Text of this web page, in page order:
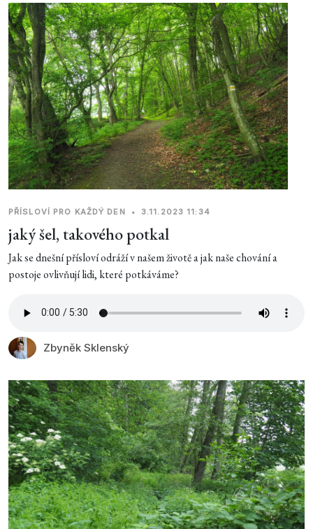
PŘÍSLOVÍ PRO KAŽDÝ DEN • 3.11.2023 11:34
jaký šel, takového potkal
Jak se dnešní přísloví odráží v našem životě a jak naše chování a
postoje ovlivňují lidi, které potkáváme?
Zbyněk Sklenský